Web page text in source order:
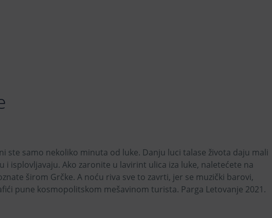
ste samo nekoliko minuta od luke. Danju luci talase života daju mali
i isplovljavaju. Ako zaronite u lavirint ulica iza luke, naletećete na
širom Grčke. A noću riva sve to zavrti, jer se muzički barovi,
pune kosmopolitskom mešavinom turista. Parga Letovanje 2021.